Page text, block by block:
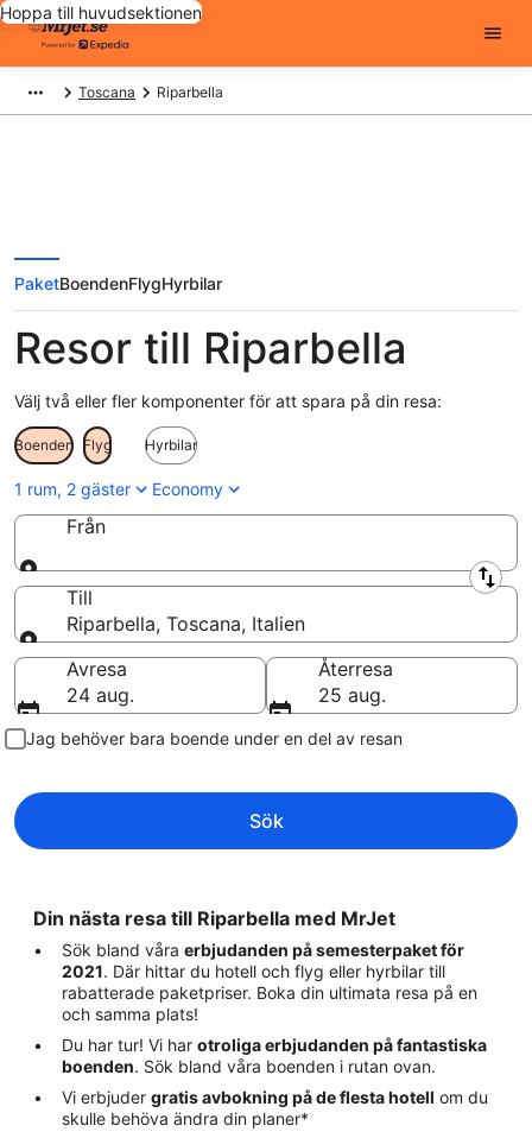
Hoppa till huvudsektionen
Toscana Riparbella
PaketBoendenFlygHyrbilar
Resor till Riparbella
Välj två eller fler komponenter för att spara på din resa:
Boenden Flyg Hyrbilar
1 rum, 2 gäster Economy
Från
Från
Till
Riparbella, Toscana, Italien
Till
Avresa
24 aug.
Återresa
25 aug.
Jag behöver bara boende under en del av resan
Sök
Din nästa resa till Riparbella med MrJet
Sök bland våra erbjudanden på semesterpaket för
2021. Där hittar du hotell och flyg eller hyrbilar till
rabatterade paketpriser. Boka din ultimata resa på en
och samma plats!
Du har tur! Vi har otroliga erbjudanden på fantastiska
boenden. Sök bland våra boenden i rutan ovan.
Vi erbjuder gratis avbokning på de flesta hotell om du
skulle behöva ändra din planer*